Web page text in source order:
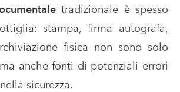
tradizionale è spesso
stampa, firma autografa,
fisica non sono solo
anche fonti di potenziali errori
sicurezza.